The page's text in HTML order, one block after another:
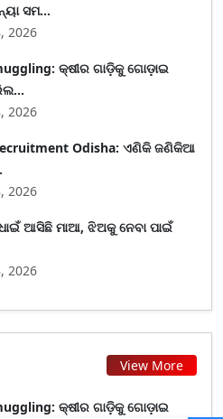
ସମ...
2026
କ୍ଷୀର ଗାଡ଼ିକୁ ଗୋଡ଼ାଇ
2026
Odisha: ଏଣିକି ଜଣିକିଆ
2026
ଆସିଛି ମାଆ, ଝିଅକୁ ନେବା ପାଇଁ
2026
View More
କ୍ଷୀର ଗାଡ଼ିକୁ ଗୋଡ଼ାଇ